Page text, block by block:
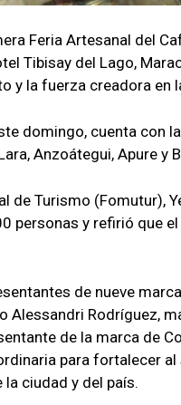
Feria Artesanal del
Tibisay del Lago,
y la fuerza creadora en
domingo, cuenta con
Anzoátegui, Apure y
de Turismo (Fomutur),
personas y refirió que
de nueve
Alessandri Rodríguez,
de la marca de
para fortalecer
ciudad y del país.